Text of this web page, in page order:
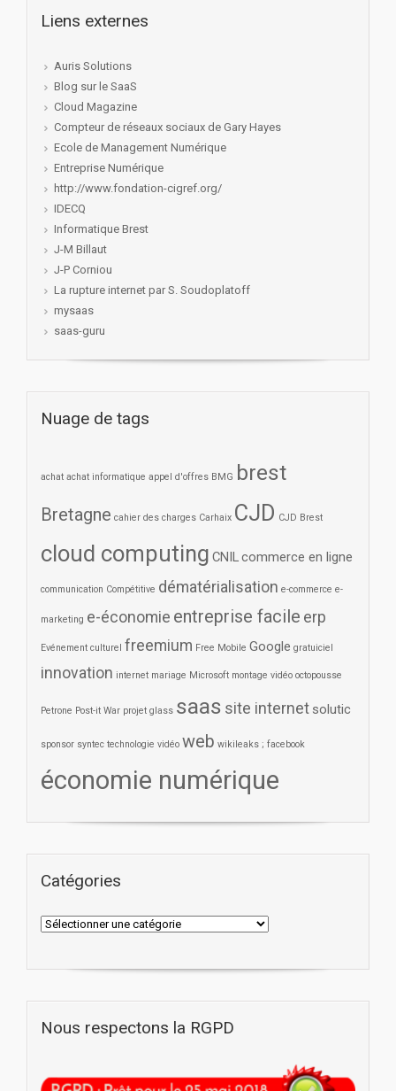
Liens externes
Auris Solutions
Blog sur le SaaS
Cloud Magazine
Compteur de réseaux sociaux de Gary Hayes
Ecole de Management Numérique
Entreprise Numérique
http://www.fondation-cigref.org/
IDECQ
Informatique Brest
J-M Billaut
J-P Corniou
La rupture internet par S. Soudoplatoff
mysaas
saas-guru
Nuage de tags
achat achat informatique appel d'offres BMG brest
Bretagne cahier des charges Carhaix CJD CJD Brest
cloud computing CNILcommerce en ligne
communication Compétitive dématérialisation e-commerce e-
marketing e-économie entreprise facile erp
Evénement culturel freemium Free Mobile Google gratuiciel
innovation internet mariage Microsoft montage vidéo octopousse
Petrone Post-it War projet glass saas site internet solutic
sponsor syntec technologie vidéo web wikileaks ; facebook
économie numérique
Catégories
Nous respectons la RGPD